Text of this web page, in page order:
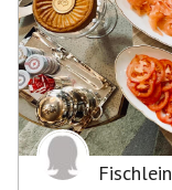
Fischlein